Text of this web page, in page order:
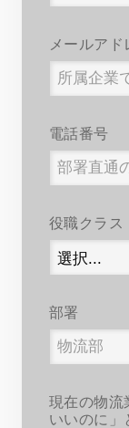
メールアド
電話番号
役職クラス
部署
現在の物流
いいのに」